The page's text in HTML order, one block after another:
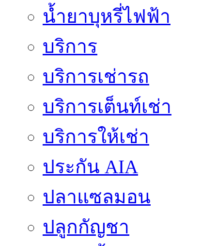
น้ำยาบุหรี่ไฟฟ้า
บริการ
บริการเช่ารถ
บริการเต็นท์เช่า
บริการให้เช่า
ประกัน AIA
ปลาแซลมอน
ปลูกกัญชา